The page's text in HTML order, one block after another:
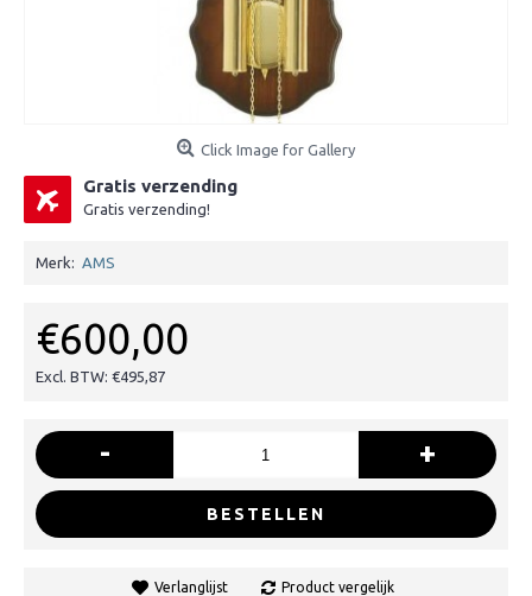
Click Image for Gallery
Gratis verzending
Gratis verzending!
Merk: AMS
€600,00
Excl. BTW: €495,87
- +
BESTELLEN
Verlanglijst Product vergelijk